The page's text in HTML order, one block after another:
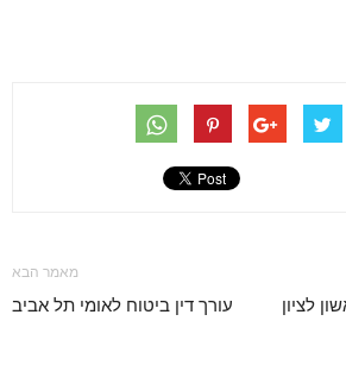
לציון
מאמר הבא
עורך דין ביטוח לאומי תל אביב